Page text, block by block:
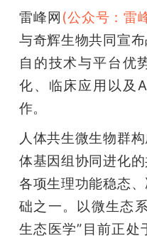
网
课
活
雷峰网 (公众号：雷
与奇辉生物共同宣
自的技术与平台优
化、临床应用以及
作。
人体共生微生物群
体基因组协同进化
各项生理功能稳态
础之一。以微生态
生态医学”目前正